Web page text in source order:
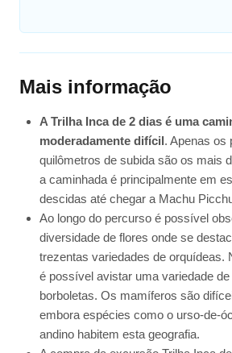
Mais informação
A Trilha Inca de 2 dias é uma
moderadamente difícil. Apenas os
quilômetros de subida são os mais
a caminhada é principalmente em
descidas até chegar a Machu
Ao longo do percurso é possível
diversidade de flores onde se
trezentas variedades de orquídeas.
é possível avistar uma variedade
borboletas. Os mamíferos são
embora espécies como o urso-de-
andino habitem esta geografia.